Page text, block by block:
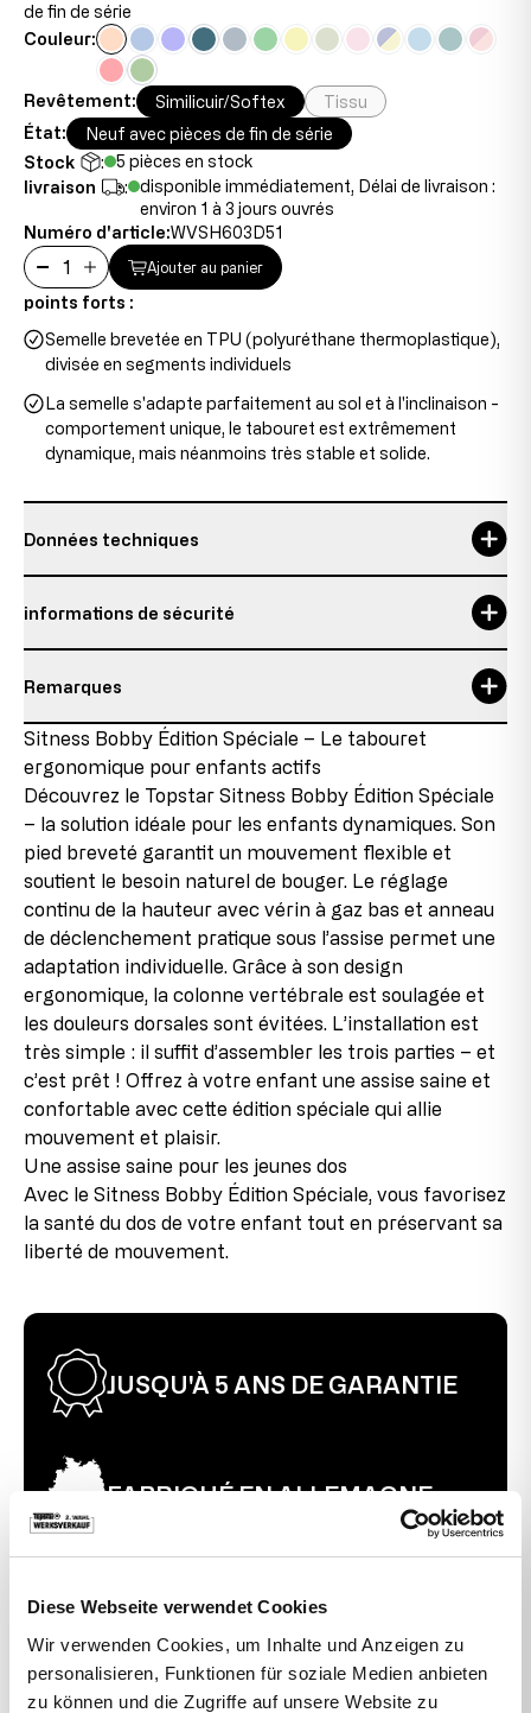
Diese Webseite verwendet Cookies
Wir verwenden Cookies, um Inhalte und Anzeigen zu
personalisieren, Funktionen für soziale Medien anbieten
zu können und die Zugriffe auf unsere Website zu
de fin de série
Couleur:
Revêtement: Similicuir/Softex
Tissu
État:
Neuf avec pièces de fin de série
Stock
:
5 pièces en stock
livraison
:
disponible immédiatement, Délai de livraison :
environ 1 à 3 jours ouvrés
Numéro d'article:WVSH603D51
Ajouter au panier
points forts :
Semelle brevetée en TPU (polyuréthane thermoplastique),
divisée en segments individuels
La semelle s'adapte parfaitement au sol et à l'inclinaison -
comportement unique, le tabouret est extrêmement
dynamique, mais néanmoins très stable et solide.
Données techniques
garantie
hauteur du siège 39-47 cm
Poids maximal de l'utilisateur 60 kg
Taille maximale de l'utilisateur 1,59 m
informations de sécurité
Topstar GmbH
Augsburger Str. 29
86863 Langenneufnach
GERMANY
courriel: info@topstar.de
Téléphone: 08239/789-0
Ce modèle porte le label GS d’Intertek à Fürth et répond
à toutes les exigences en matière de sécurité.
Remarques
Détails sur l’état de l’article
Produit neuf avec pièces en fin de série
Ce produit est neuf, mais contient des pièces
provenant de stocks restants qui ne sont plus
reproduites en raison de changements dans la gamme
ou de changements de fournisseurs. Ces pièces en fin
de série sont intégrées dans les produits, ce qui nous
permet de proposer le produit à des conditions
2e choix
Cet article a déjà été utilisé comme modèle
d’exposition. Il peut présenter de légères traces de
montage au niveau des raccords, mais celles-ci sont à
peine visibles une fois le produit assemblé et
n’affectent en rien son fonctionnement. La chaise est
entièrement fonctionnelle.
Sitness Bobby Édition Spéciale – Le tabouret
ergonomique pour enfants actifs
Découvrez le Topstar Sitness Bobby Édition Spéciale
– la solution idéale pour les enfants dynamiques. Son
pied breveté garantit un mouvement flexible et
soutient le besoin naturel de bouger. Le réglage
continu de la hauteur avec vérin à gaz bas et anneau
de déclenchement pratique sous l’assise permet une
adaptation individuelle. Grâce à son design
ergonomique, la colonne vertébrale est soulagée et
les douleurs dorsales sont évitées. L’installation est
très simple : il suffit d’assembler les trois parties – et
c’est prêt ! Offrez à votre enfant une assise saine et
confortable avec cette édition spéciale qui allie
mouvement et plaisir.
Une assise saine pour les jeunes dos
Avec le Sitness Bobby Édition Spéciale, vous favorisez
la santé du dos de votre enfant tout en préservant sa
liberté de mouvement.
JUSQU'À 5 ANS DE GARANTIE
FABRIQUÉ EN ALLEMAGNE
RETOUR SOUS 30 JOURS